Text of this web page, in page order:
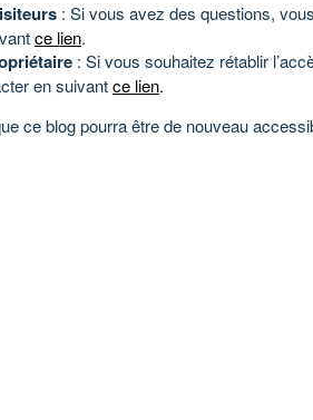
: Si vous avez des questions,
ce lien.
: Si vous souhaitez rétablir
en suivantce lien.
ce blog pourra être de nouveau